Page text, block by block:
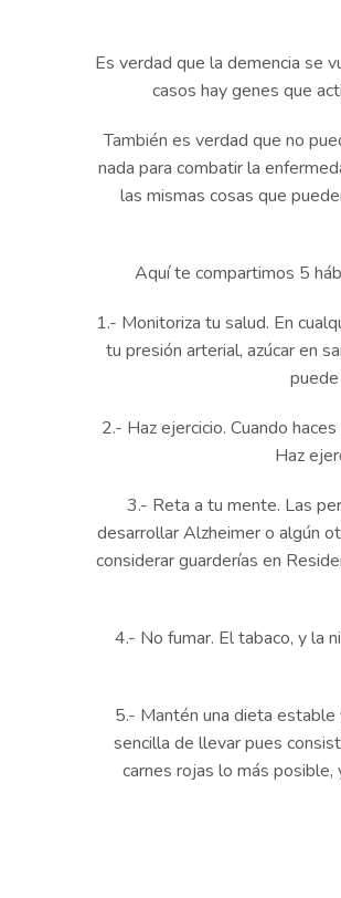
Es verdad que la demencia se
casos hay genes que
También es verdad que no
nada para combatir la
las mismas cosas que
Aquí te compartimos 5
1.- Monitoriza tu salud. En
tu presión arterial, azúcar en
2.- Haz ejercicio. Cuando
Haz
3.- Reta a tu mente. Las
desarrollar Alzheimer o algún
considerar guarderías en
4.- No fumar. El tabaco, y la
5.- Mantén una dieta
sencilla de llevar pues
carnes rojas lo más